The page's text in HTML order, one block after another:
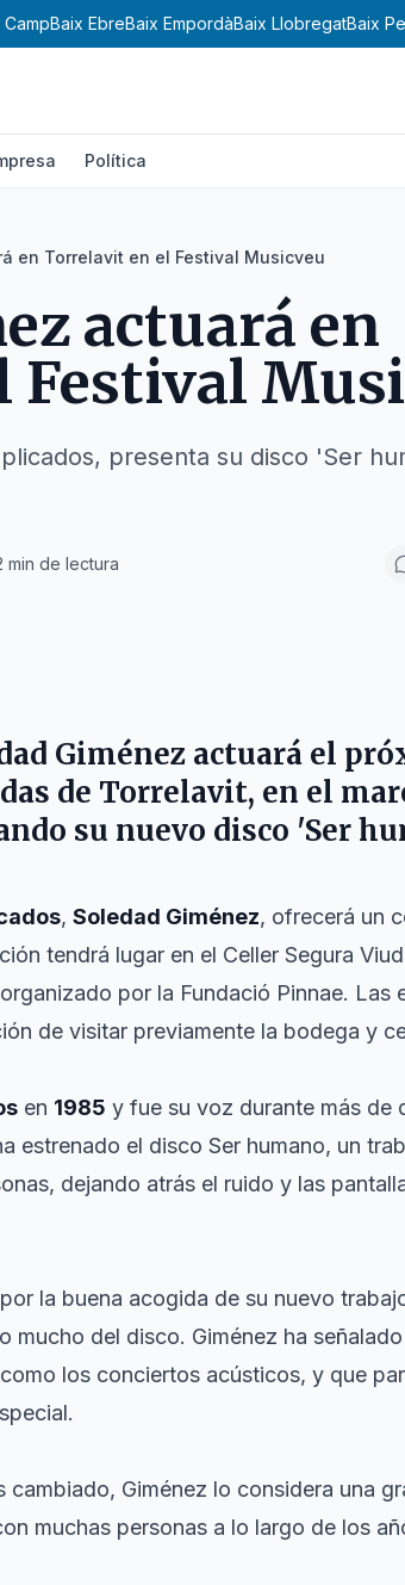
CampBaix EbreBaix EmpordàBaix LlobregatBaix
Política
en Torrelavit en el Festival Musicveu
actuará en
Festival
presenta su disco 'Ser
min de lectura
Giménez actuará el
de Torrelavit, en el
su nuevo disco 'Ser
, Soledad Giménez, ofrecerá un
tendrá lugar en el Celler Segura
por la Fundació Pinnae. Las
de visitar previamente la bodega y
en 1985 y fue su voz durante más de
estrenado el disco Ser humano, un
dejando atrás el ruido y las
la buena acogida de su nuevo
del disco. Giménez ha
los conciertos acústicos, y que
cambiado, Giménez lo considera una
muchas personas a lo largo de los